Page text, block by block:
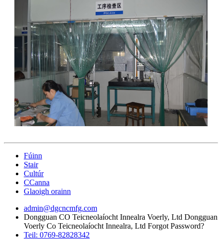
Fúinn
Stair
Cultúr
CCanna
Glaoigh orainn
admin@dgcncmfg.com
Dongguan CO Teicneolaíocht Innealra Voerly, Ltd Dongguan
Voerly Co Teicneolaíocht Innealra, Ltd Forgot Password?
Teil: 0769-82828342